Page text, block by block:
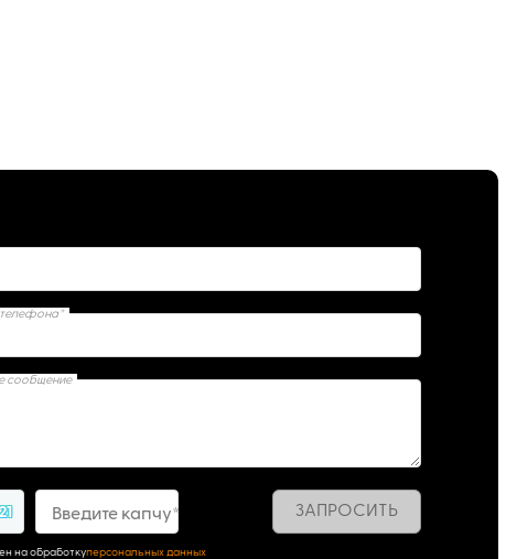
сообщение
Введите капчу* ЗАПРОСИТЬ
на обработкуперсональных данных